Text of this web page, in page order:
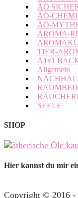
ÄÖ
ÄÖ-
ÄÖ-
AROMA-
TIER-
A1x1
Allgemein
SEELE
SHOP
Hier kannst du mir
Copyright © 2016 -